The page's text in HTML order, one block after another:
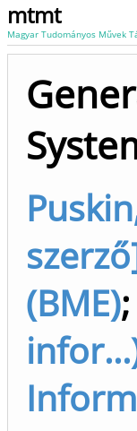
mtmt
Magyar Tudományos Művek
(BME);